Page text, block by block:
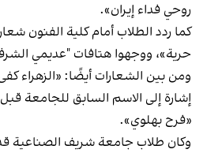
روحي فداء إيران».
كما ردد الطلاب أمام كلية الفنون
حرية»، ووجهوا هتافات "عديمي
ومن بين الشعارات أيضًا: «الزهراء
«فرح بهلوي».
وكان طلاب جامعة شريف الصناعية